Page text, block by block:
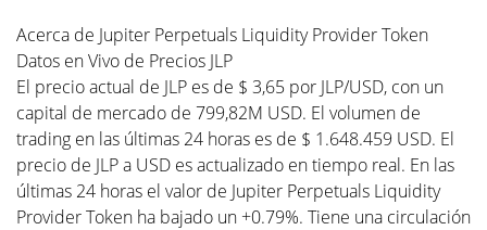
Acerca de Jupiter Perpetuals Liquidity Provider Token
Datos en Vivo de Precios JLP
El precio actual de JLP es de $ 3,65 por JLP/USD, con un
capital de mercado de 799,82M USD. El volumen de
trading en las últimas 24 horas es de $ 1.648.459 USD. El
precio de JLP a USD es actualizado en tiempo real. En las
últimas 24 horas el valor de Jupiter Perpetuals Liquidity
Provider Token ha bajado un +0.79%. Tiene una circulación